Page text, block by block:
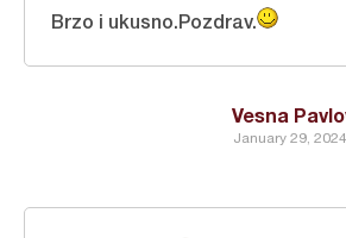
Vesna
January 29,
Brzo i ukusno.Pozdrav.